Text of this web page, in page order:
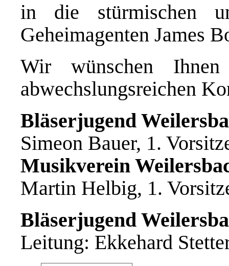
in die stürmischen
Geheimagenten James
Wir wünschen Ihnen
abwechslungsreichen
Bläserjugend
Simeon Bauer, 1.
Musikverein
Martin Helbig, 1.
Bläserjugend
Leitung: Ekkehard